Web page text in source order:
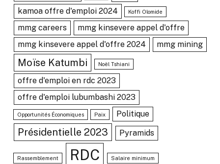
kamoa offre d'emploi 2024 Koffi Olomide
mmg careers
mmg kinsevere appel d'offre
mmg kinsevere appel d'offre 2024
mmg mining
Moïse Katumbi Noël Tshiani
offre d'emploi en rdc 2023
offre d'emploi lubumbashi 2023
Opportunités Économiques Paix Politique
Présidentielle 2023 Pyramids
Rassemblement RDC Salaire minimum